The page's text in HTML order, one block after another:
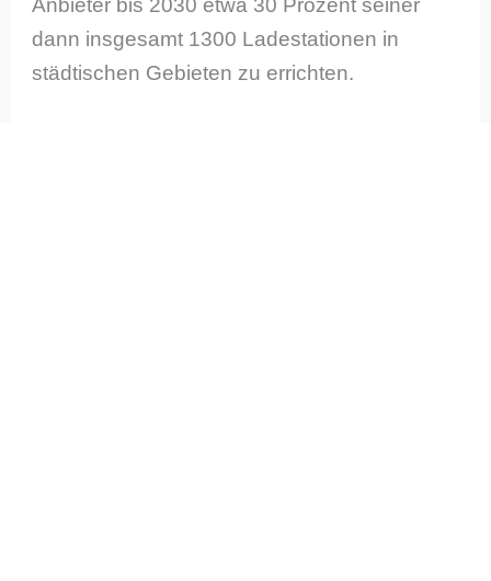
Anbieter bis 2030 etwa 30 Prozent seiner
dann insgesamt 1300 Ladestationen in
städtischen Gebieten zu errichten.